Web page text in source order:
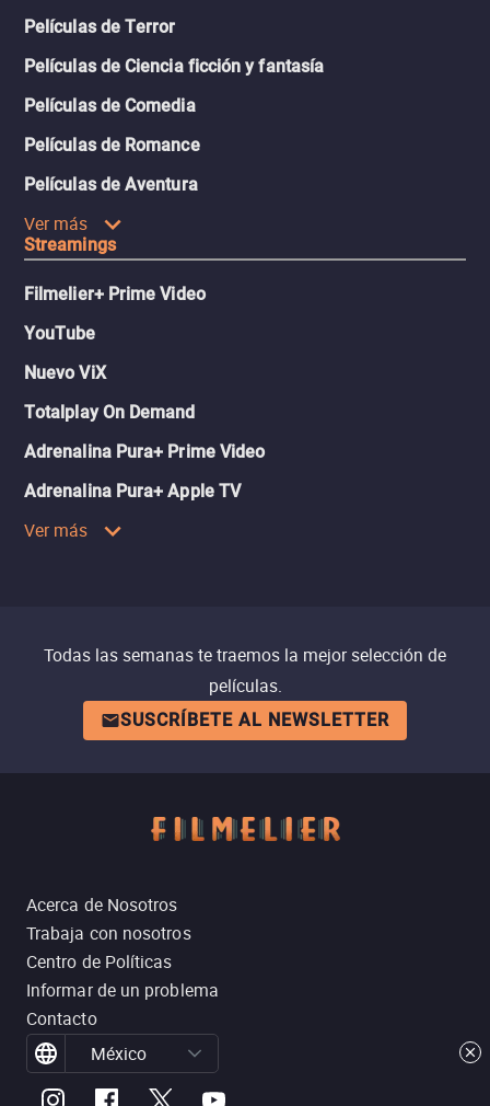
Películas de Terror
Películas de Ciencia ficción y fantasía
Películas de Comedia
Películas de Romance
Películas de Aventura
Ver más
Streamings
Filmelier+ Prime Video
YouTube
Nuevo ViX
Totalplay On Demand
Adrenalina Pura+ Prime Video
Adrenalina Pura+ Apple TV
Ver más
Todas las semanas te traemos la mejor selección de
películas.
SUSCRÍBETE AL NEWSLETTER
Acerca de Nosotros
Trabaja con nosotros
Centro de Políticas
Informar de un problema
Contacto
México